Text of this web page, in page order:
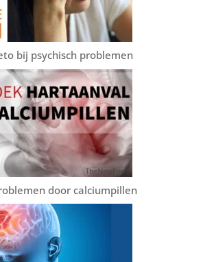
bij psychisch problemen
door calciumpillen